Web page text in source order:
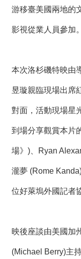
動
聯
們
影
S
M
a
文
E
游移臺美國兩地的
影視從業人員參加。
本次洛杉磯特映由
昱璇親臨現場出席
對面，活動現場星
到場分享觀賞本片
場》)、Ryan
瀧夢 (Rome
位好萊塢外國記者
映後座談由美國加
(Michael Berry)主